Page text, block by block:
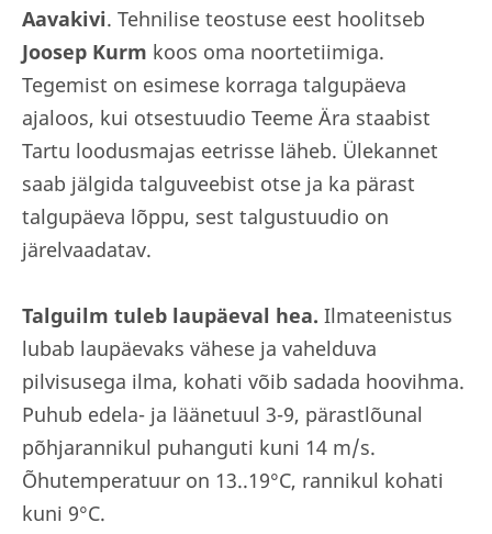
Aavakivi. Tehnilise teostuse eest hoolitseb
Joosep Kurm koos oma noortetiimiga.
Tegemist on esimese korraga talgupäeva
ajaloos, kui otsestuudio Teeme Ära staabist
Tartu loodusmajas eetrisse läheb. Ülekannet
saab jälgida talguveebist otse ja ka pärast
talgupäeva lõppu, sest talgustuudio on
järelvaadatav.
Talguilm tuleb laupäeval hea. Ilmateenistus
lubab laupäevaks vähese ja vahelduva
pilvisusega ilma, kohati võib sadada hoovihma.
Puhub edela- ja läänetuul 3-9, pärastlõunal
põhjarannikul puhanguti kuni 14 m/s.
Õhutemperatuur on 13..19°C, rannikul kohati
kuni 9°C.